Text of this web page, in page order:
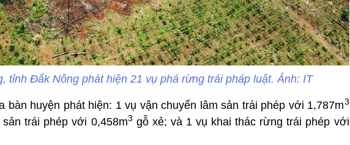
tỉnh Đắk Nông phát hiện 21 vụ phá rừng trái pháp luật. Ảnh: IT
bàn huyện phát hiện: 1 vụ vận chuyển lâm sản trái phép với 1,787m3
trái phép với 0,458m3 gỗ xẻ; và 1 vụ khai thác rừng trái phép với